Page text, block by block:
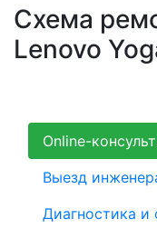
Схема
Lenovo
Online-
Выезд
Диагностика и